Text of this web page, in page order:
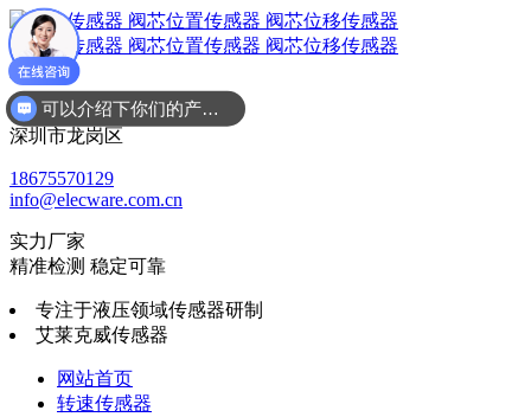
广东省
深圳市龙岗区
18675570129
info@elecware.com.cn
实力厂家
精准检测 稳定可靠
专注于液压领域传感器研制
艾莱克威传感器
网站首页
转速传感器
可以介绍下你们的产品么